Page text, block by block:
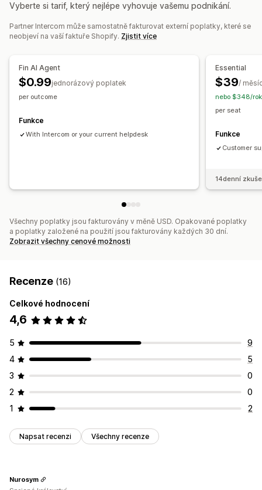
Obnovení košíku Slevy Nejčastější dotazy
Pozdravy
Přizpůsobení
Barva a písmo
Označování štítky
Přiřazení chatu
Prodej vstupenek
Sjednocená schránka
Více obchodů
Vyberte si tarif, který nejlépe vyhovuje vašemu podnikání.
Partner Intercom může samostatně fakturovat externí poplatky, které se
neobjeví na vaší faktuře Shopify. Zjistit více
Fin AI Agent
$0.99jednorázový poplatek
per outcome
Funkce
With Intercom or your current helpdesk
Essential
$39/
nebo $348/
per seat
Funkce
Customer
14denní
Všechny poplatky jsou fakturovány v měně USD. Opakované poplatky
a poplatky založené na použití jsou fakturovány každých 30 dní.
Zobrazit všechny cenové možnosti
Recenze (16)
Celkové hodnocení
4,6
5
9
4
5
3
0
2
0
1
2
Napsat recenzi Všechny recenze
Nurosym